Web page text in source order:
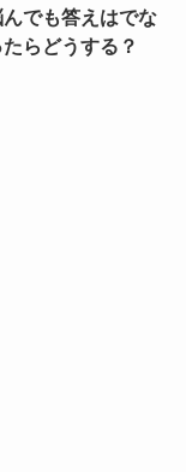
でも答えはでな
らどうする？